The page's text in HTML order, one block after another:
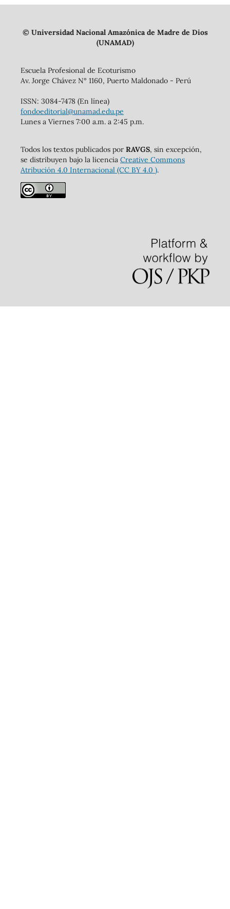
© Universidad Nacional Amazónica de Madre de Dios
(UNAMAD)
Escuela Profesional de Ecoturismo
Av. Jorge Chávez N° 1160, Puerto Maldonado - Perú
ISSN: 3084-7478 (En línea)
fondoeditorial@unamad.edu.pe
Lunes a Viernes 7:00 a.m. a 2:45 p.m.
Todos los textos publicados por RAVGS, sin excepción,
se distribuyen bajo la licencia Creative Commons
Atribución 4.0 Internacional (CC BY 4.0 ).